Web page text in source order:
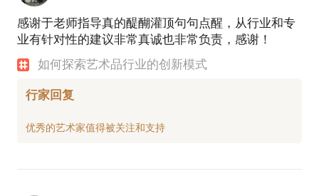
开办“艺术品行业经营管理高研班”，与通州区文委开
办“通州区艺术品交易业人才培训”，以及数十次专项
课程及共享讲堂。讲堂全方位服务学员，走访各类艺
术机构与大型展览活动，共计培养了来自全国各地的
三百余人。
项目经历：
类艺术展览：
感谢于老师指导真的醍醐灌顶句句点醒，从行业和专
业有针对性的建议非常真诚也非常负责，感谢！
如何探索艺术品行业的创新模式
行家回复